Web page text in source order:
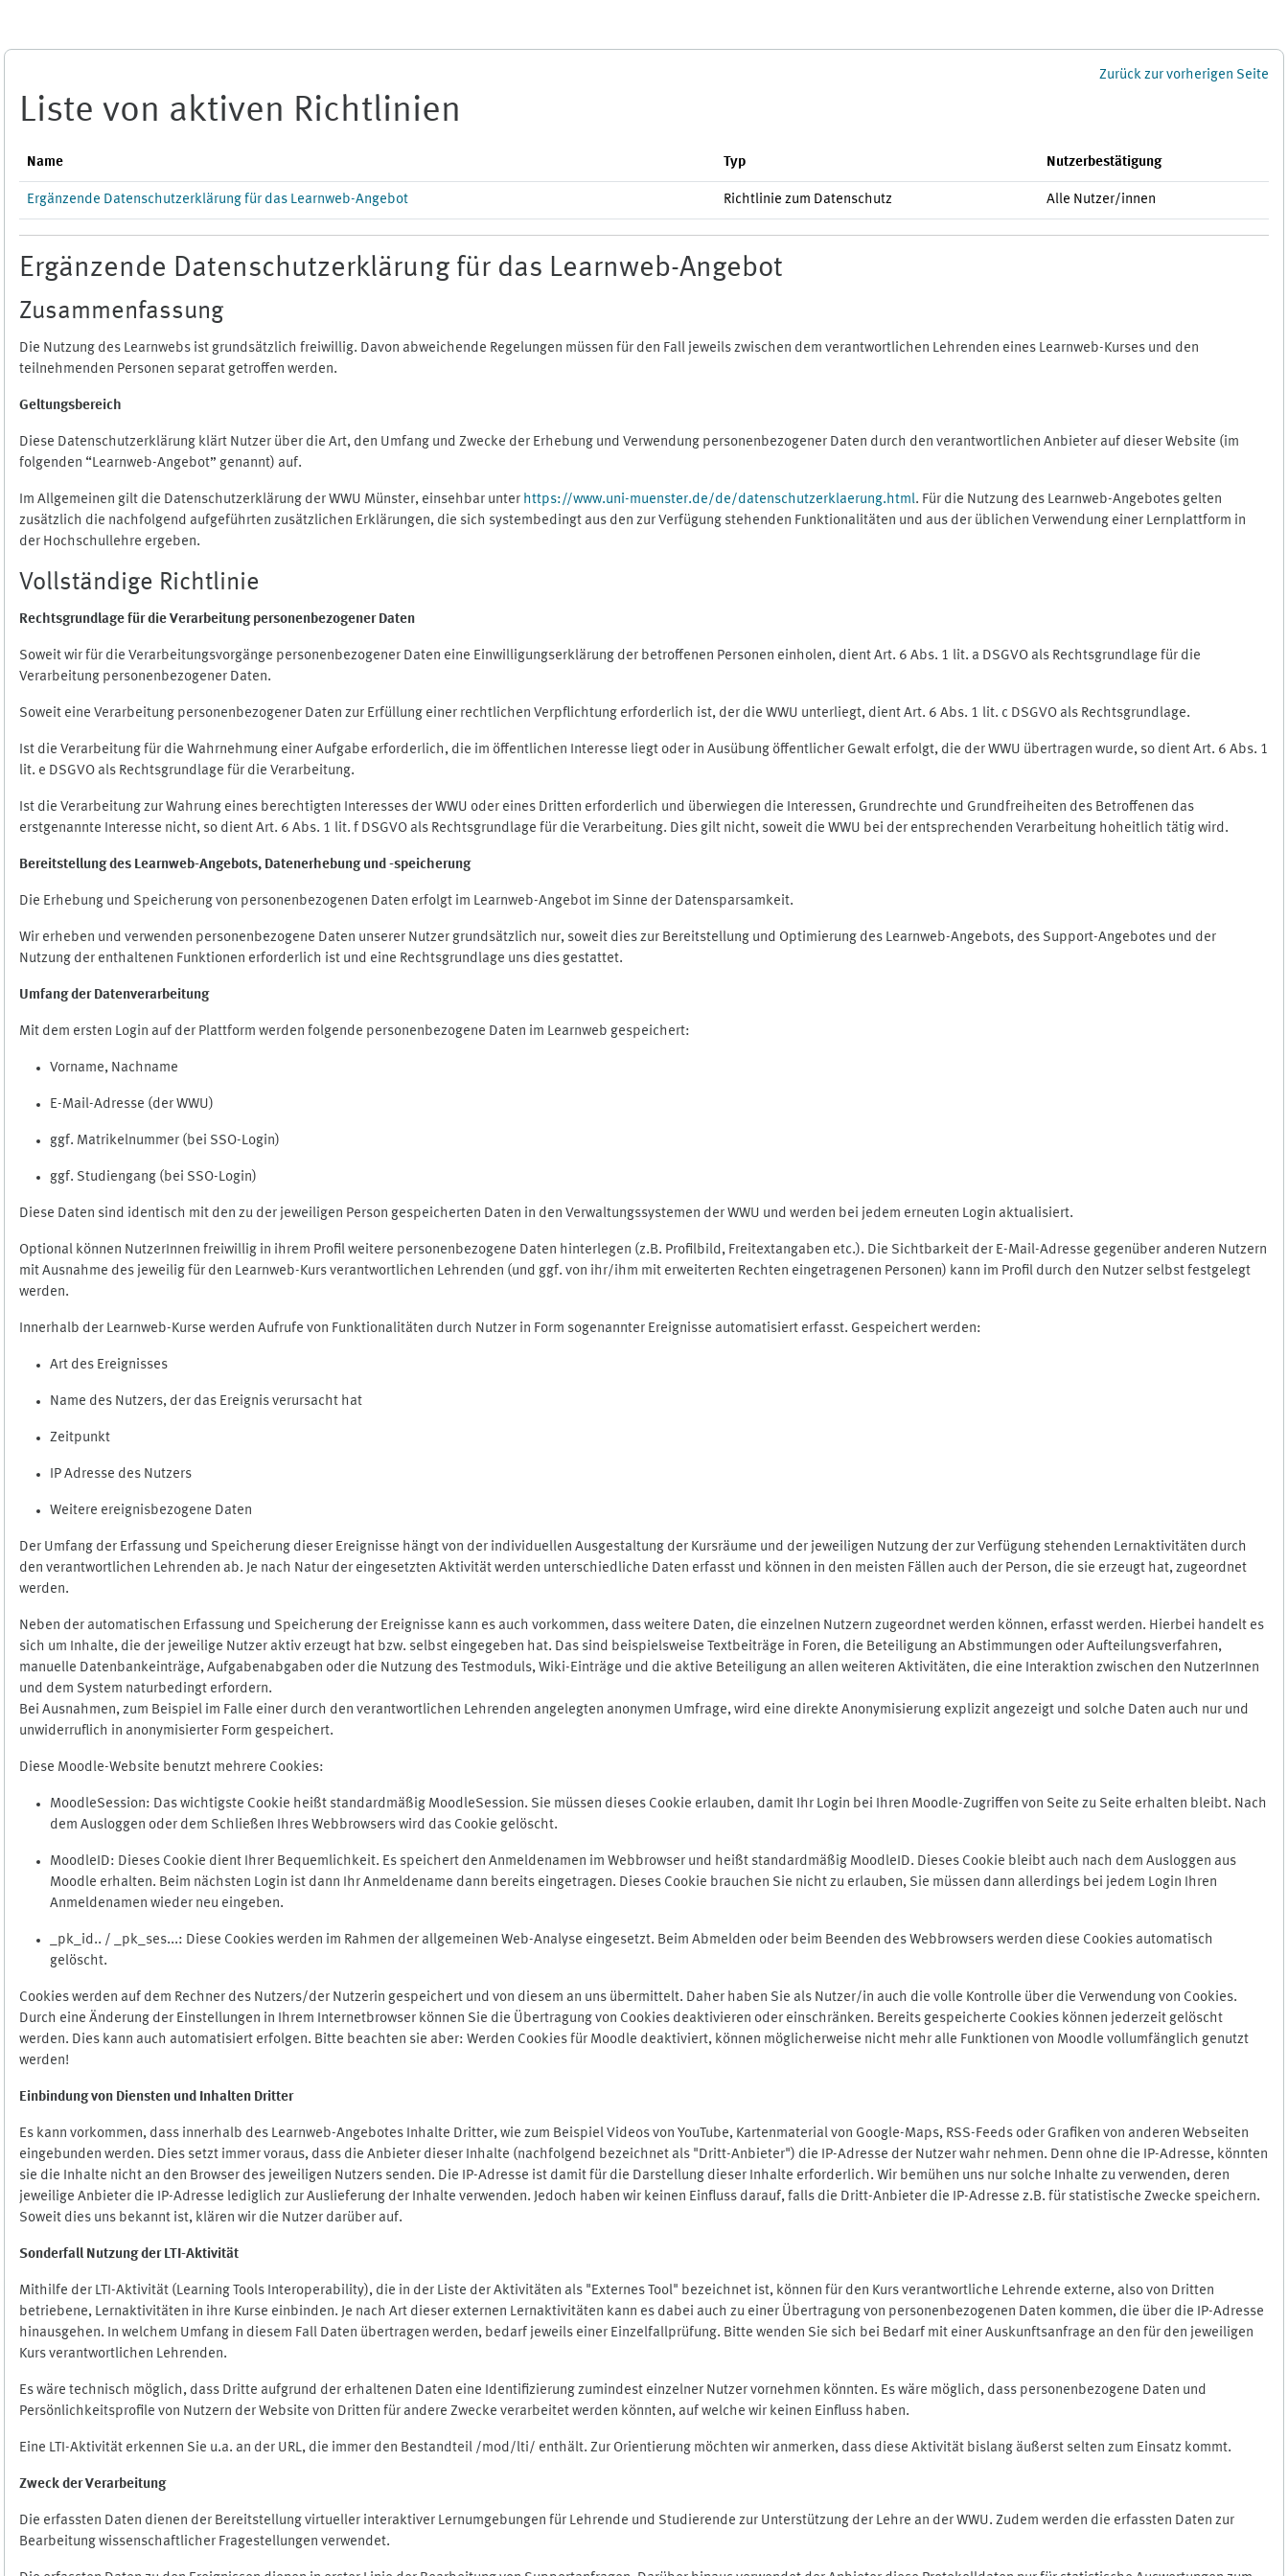
Zurück zur vorherigen Seite
Liste von aktiven Richtlinien
Name Typ Nutzerbestätigung
Ergänzende Datenschutzerklärung für das Learnweb-Angebot Richtlinie zum Datenschutz Alle Nutzer/innen
Ergänzende Datenschutzerklärung für das Learnweb-Angebot
Zusammenfassung
Die Nutzung des Learnwebs ist grundsätzlich freiwillig. Davon abweichende Regelungen müssen für den Fall jeweils zwischen dem verantwortlichen Lehrenden eines Learnweb-Kurses und den
teilnehmenden Personen separat getroffen werden.
Geltungsbereich
Diese Datenschutzerklärung klärt Nutzer über die Art, den Umfang und Zwecke der Erhebung und Verwendung personenbezogener Daten durch den verantwortlichen Anbieter auf dieser Website (im
folgenden “Learnweb-Angebot” genannt) auf.
Im Allgemeinen gilt die Datenschutzerklärung der WWU Münster, einsehbar unter https://www.uni-muenster.de/de/datenschutzerklaerung.html. Für die Nutzung des Learnweb-Angebotes gelten
zusätzlich die nachfolgend aufgeführten zusätzlichen Erklärungen, die sich systembedingt aus den zur Verfügung stehenden Funktionalitäten und aus der üblichen Verwendung einer Lernplattform in
der Hochschullehre ergeben.
Vollständige Richtlinie
Rechtsgrundlage für die Verarbeitung personenbezogener Daten
Soweit wir für die Verarbeitungsvorgänge personenbezogener Daten eine Einwilligungserklärung der betroffenen Personen einholen, dient Art. 6 Abs. 1 lit. a DSGVO als Rechtsgrundlage für die
Verarbeitung personenbezogener Daten.
Soweit eine Verarbeitung personenbezogener Daten zur Erfüllung einer rechtlichen Verpflichtung erforderlich ist, der die WWU unterliegt, dient Art. 6 Abs. 1 lit. c DSGVO als Rechtsgrundlage.
Ist die Verarbeitung für die Wahrnehmung einer Aufgabe erforderlich, die im öffentlichen Interesse liegt oder in Ausübung öffentlicher Gewalt erfolgt, die der WWU übertragen wurde, so dient Art. 6 Abs. 1
lit. e DSGVO als Rechtsgrundlage für die Verarbeitung.
Ist die Verarbeitung zur Wahrung eines berechtigten Interesses der WWU oder eines Dritten erforderlich und überwiegen die Interessen, Grundrechte und Grundfreiheiten des Betroffenen das
erstgenannte Interesse nicht, so dient Art. 6 Abs. 1 lit. f DSGVO als Rechtsgrundlage für die Verarbeitung. Dies gilt nicht, soweit die WWU bei der entsprechenden Verarbeitung hoheitlich tätig wird.
Bereitstellung des Learnweb-Angebots, Datenerhebung und -speicherung
Die Erhebung und Speicherung von personenbezogenen Daten erfolgt im Learnweb-Angebot im Sinne der Datensparsamkeit.
Wir erheben und verwenden personenbezogene Daten unserer Nutzer grundsätzlich nur, soweit dies zur Bereitstellung und Optimierung des Learnweb-Angebots, des Support-Angebotes und der
Nutzung der enthaltenen Funktionen erforderlich ist und eine Rechtsgrundlage uns dies gestattet.
Umfang der Datenverarbeitung
Mit dem ersten Login auf der Plattform werden folgende personenbezogene Daten im Learnweb gespeichert:
Vorname, Nachname
E-Mail-Adresse (der WWU)
ggf. Matrikelnummer (bei SSO-Login)
ggf. Studiengang (bei SSO-Login)
Diese Daten sind identisch mit den zu der jeweiligen Person gespeicherten Daten in den Verwaltungssystemen der WWU und werden bei jedem erneuten Login aktualisiert.
Optional können NutzerInnen freiwillig in ihrem Profil weitere personenbezogene Daten hinterlegen (z.B. Profilbild, Freitextangaben etc.). Die Sichtbarkeit der E-Mail-Adresse gegenüber anderen Nutzern
mit Ausnahme des jeweilig für den Learnweb-Kurs verantwortlichen Lehrenden (und ggf. von ihr/ihm mit erweiterten Rechten eingetragenen Personen) kann im Profil durch den Nutzer selbst festgelegt
werden.
Innerhalb der Learnweb-Kurse werden Aufrufe von Funktionalitäten durch Nutzer in Form sogenannter Ereignisse automatisiert erfasst. Gespeichert werden:
Art des Ereignisses
Name des Nutzers, der das Ereignis verursacht hat
Zeitpunkt
IP Adresse des Nutzers
Weitere ereignisbezogene Daten
Der Umfang der Erfassung und Speicherung dieser Ereignisse hängt von der individuellen Ausgestaltung der Kursräume und der jeweiligen Nutzung der zur Verfügung stehenden Lernaktivitäten durch
den verantwortlichen Lehrenden ab. Je nach Natur der eingesetzten Aktivität werden unterschiedliche Daten erfasst und können in den meisten Fällen auch der Person, die sie erzeugt hat, zugeordnet
werden.
Neben der automatischen Erfassung und Speicherung der Ereignisse kann es auch vorkommen, dass weitere Daten, die einzelnen Nutzern zugeordnet werden können, erfasst werden. Hierbei handelt es
sich um Inhalte, die der jeweilige Nutzer aktiv erzeugt hat bzw. selbst eingegeben hat. Das sind beispielsweise Textbeiträge in Foren, die Beteiligung an Abstimmungen oder Aufteilungsverfahren,
manuelle Datenbankeinträge, Aufgabenabgaben oder die Nutzung des Testmoduls, Wiki-Einträge und die aktive Beteiligung an allen weiteren Aktivitäten, die eine Interaktion zwischen den NutzerInnen
und dem System naturbedingt erfordern.
Bei Ausnahmen, zum Beispiel im Falle einer durch den verantwortlichen Lehrenden angelegten anonymen Umfrage, wird eine direkte Anonymisierung explizit angezeigt und solche Daten auch nur und
unwiderruflich in anonymisierter Form gespeichert.
Diese Moodle-Website benutzt mehrere Cookies:
MoodleSession: Das wichtigste Cookie heißt standardmäßig MoodleSession. Sie müssen dieses Cookie erlauben, damit Ihr Login bei Ihren Moodle-Zugriffen von Seite zu Seite erhalten bleibt. Nach
dem Ausloggen oder dem Schließen Ihres Webbrowsers wird das Cookie gelöscht.
MoodleID: Dieses Cookie dient Ihrer Bequemlichkeit. Es speichert den Anmeldenamen im Webbrowser und heißt standardmäßig MoodleID. Dieses Cookie bleibt auch nach dem Ausloggen aus
Moodle erhalten. Beim nächsten Login ist dann Ihr Anmeldename dann bereits eingetragen. Dieses Cookie brauchen Sie nicht zu erlauben, Sie müssen dann allerdings bei jedem Login Ihren
Anmeldenamen wieder neu eingeben.
_pk_id.. / _pk_ses...: Diese Cookies werden im Rahmen der allgemeinen Web-Analyse eingesetzt. Beim Abmelden oder beim Beenden des Webbrowsers werden diese Cookies automatisch
gelöscht.
Cookies werden auf dem Rechner des Nutzers/der Nutzerin gespeichert und von diesem an uns übermittelt. Daher haben Sie als Nutzer/in auch die volle Kontrolle über die Verwendung von Cookies.
Durch eine Änderung der Einstellungen in Ihrem Internetbrowser können Sie die Übertragung von Cookies deaktivieren oder einschränken. Bereits gespeicherte Cookies können jederzeit gelöscht
werden. Dies kann auch automatisiert erfolgen. Bitte beachten sie aber: Werden Cookies für Moodle deaktiviert, können möglicherweise nicht mehr alle Funktionen von Moodle vollumfänglich genutzt
werden!
Einbindung von Diensten und Inhalten Dritter
Es kann vorkommen, dass innerhalb des Learnweb-Angebotes Inhalte Dritter, wie zum Beispiel Videos von YouTube, Kartenmaterial von Google-Maps, RSS-Feeds oder Grafiken von anderen Webseiten
eingebunden werden. Dies setzt immer voraus, dass die Anbieter dieser Inhalte (nachfolgend bezeichnet als "Dritt-Anbieter") die IP-Adresse der Nutzer wahr nehmen. Denn ohne die IP-Adresse, könnten
sie die Inhalte nicht an den Browser des jeweiligen Nutzers senden. Die IP-Adresse ist damit für die Darstellung dieser Inhalte erforderlich. Wir bemühen uns nur solche Inhalte zu verwenden, deren
jeweilige Anbieter die IP-Adresse lediglich zur Auslieferung der Inhalte verwenden. Jedoch haben wir keinen Einfluss darauf, falls die Dritt-Anbieter die IP-Adresse z.B. für statistische Zwecke speichern.
Soweit dies uns bekannt ist, klären wir die Nutzer darüber auf.
Sonderfall Nutzung der LTI-Aktivität
Mithilfe der LTI-Aktivität (Learning Tools Interoperability), die in der Liste der Aktivitäten als "Externes Tool" bezeichnet ist, können für den Kurs verantwortliche Lehrende externe, also von Dritten
betriebene, Lernaktivitäten in ihre Kurse einbinden. Je nach Art dieser externen Lernaktivitäten kann es dabei auch zu einer Übertragung von personenbezogenen Daten kommen, die über die IP-Adresse
hinausgehen. In welchem Umfang in diesem Fall Daten übertragen werden, bedarf jeweils einer Einzelfallprüfung. Bitte wenden Sie sich bei Bedarf mit einer Auskunftsanfrage an den für den jeweiligen
Kurs verantwortlichen Lehrenden.
Es wäre technisch möglich, dass Dritte aufgrund der erhaltenen Daten eine Identifizierung zumindest einzelner Nutzer vornehmen könnten. Es wäre möglich, dass personenbezogene Daten und
Persönlichkeitsprofile von Nutzern der Website von Dritten für andere Zwecke verarbeitet werden könnten, auf welche wir keinen Einfluss haben.
Eine LTI-Aktivität erkennen Sie u.a. an der URL, die immer den Bestandteil /mod/lti/ enthält. Zur Orientierung möchten wir anmerken, dass diese Aktivität bislang äußerst selten zum Einsatz kommt.
Zweck der Verarbeitung
Die erfassten Daten dienen der Bereitstellung virtueller interaktiver Lernumgebungen für Lehrende und Studierende zur Unterstützung der Lehre an der WWU. Zudem werden die erfassten Daten zur
Bearbeitung wissenschaftlicher Fragestellungen verwendet.